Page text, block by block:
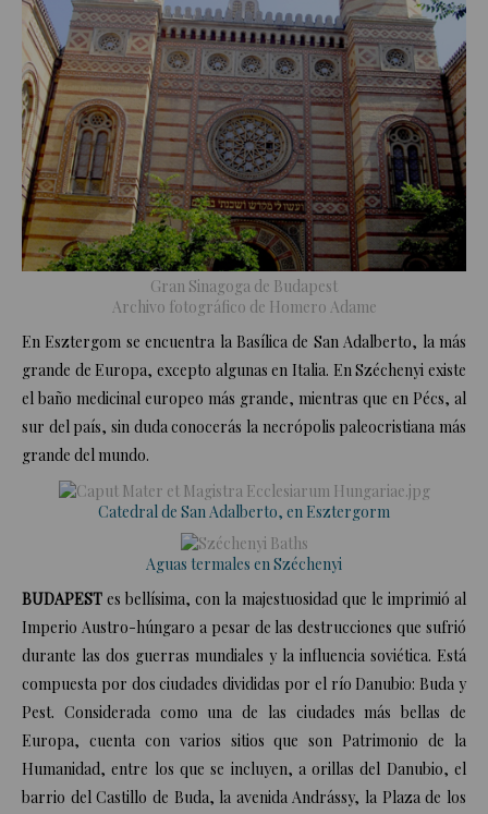
Gran Sinagoga de Budapest
Archivo fotográfico de Homero Adame
En Esztergom se encuentra la Basílica de San Adalberto, la más
grande de Europa, excepto algunas en Italia. En Széchenyi existe
el baño medicinal europeo más grande, mientras que en Pécs, al
sur del país, sin duda conocerás la necrópolis paleocristiana más
grande del mundo.
Catedral de San Adalberto, en Esztergorm
Aguas termales en Széchenyi
BUDAPEST es bellísima, con la majestuosidad que le imprimió al
Imperio Austro-húngaro a pesar de las destrucciones que sufrió
durante las dos guerras mundiales y la influencia soviética. Está
compuesta por dos ciudades divididas por el río Danubio: Buda y
Pest. Considerada como una de las ciudades más bellas de
Europa, cuenta con varios sitios que son Patrimonio de la
Humanidad, entre los que se incluyen, a orillas del Danubio, el
barrio del Castillo de Buda, la avenida Andrássy, la Plaza de los